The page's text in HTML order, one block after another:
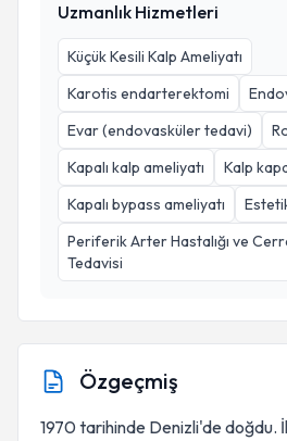
Uzmanlık Hizmetleri
Küçük Kesili Kalp Ameliyatı
Karotis endarterektomi
Evar (endovasküler tedavi)
Kapalı kalp ameliyatı
Kalp
Kapalı bypass ameliyatı
Periferik Arter Hastalığı ve
Tedavisi
Özgeçmiş
1970 tarihinde Denizli'de doğdu.